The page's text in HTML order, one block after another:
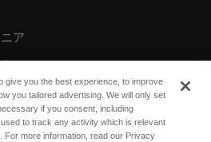
ア
give you the best experience, to improve
you tailored advertising. We will only set
if you consent, including
to track any activity which is relevant
For more information, read our Privacy